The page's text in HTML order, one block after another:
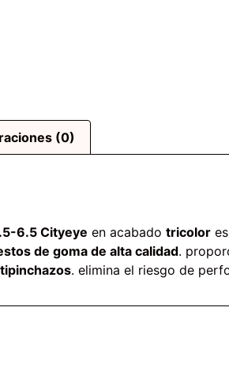
(0)
6.5 Cityeye en acabadotricolor
de goma de alta calidad.
. elimina el riesgo de